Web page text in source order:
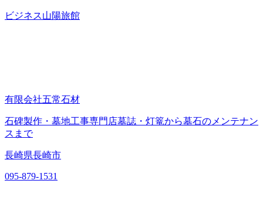
ビジネス山陽旅館
有限会社五常石材
石碑製作・墓地工事専門店墓誌・灯篭から墓石のメンテナン
スまで
長崎県長崎市
095-879-1531